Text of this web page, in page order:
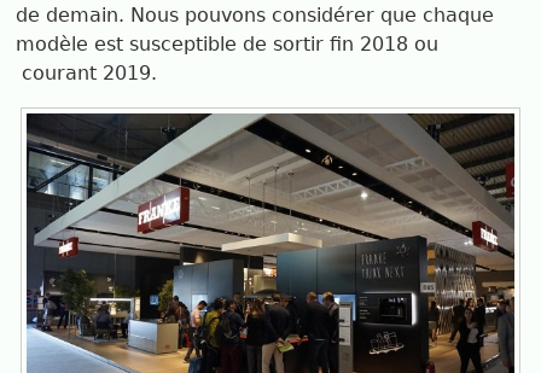
de demain. Nous pouvons considérer que chaque
modèle est susceptible de sortir fin 2018 ou
courant 2019.